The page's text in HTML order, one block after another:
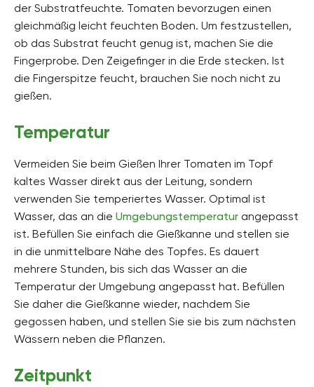
der Substratfeuchte. Tomaten bevorzugen einen
gleichmäßig leicht feuchten Boden. Um festzustellen,
ob das Substrat feucht genug ist, machen Sie die
Fingerprobe. Den Zeigefinger in die Erde stecken. Ist
die Fingerspitze feucht, brauchen Sie noch nicht zu
gießen.
Temperatur
Vermeiden Sie beim Gießen Ihrer Tomaten im Topf
kaltes Wasser direkt aus der Leitung, sondern
verwenden Sie temperiertes Wasser. Optimal ist
Wasser, das an die Umgebungstemperatur angepasst
ist. Befüllen Sie einfach die Gießkanne und stellen sie
in die unmittelbare Nähe des Topfes. Es dauert
mehrere Stunden, bis sich das Wasser an die
Temperatur der Umgebung angepasst hat. Befüllen
Sie daher die Gießkanne wieder, nachdem Sie
gegossen haben, und stellen Sie sie bis zum nächsten
Wässern neben die Pflanzen.
Zeitpunkt